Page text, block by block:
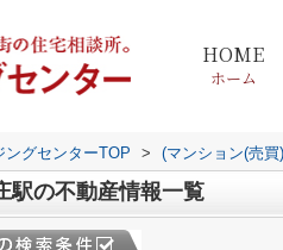
HOME
ホーム
ングセンターTOP > (マンション(売
駅の不動産情報一覧